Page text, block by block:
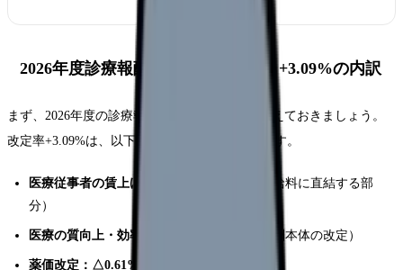
2026年度診療報酬改定のポイント：+3.09%の内訳
まず、2026年度の診療報酬改定の全体像を押さえておきましょう。
改定率+3.09%は、以下の要素で構成されています。
医療従事者の賃上げ分：+1.70%
（看護師の給料に直結する部
分）
医療の質向上・効率化分：+0.78% （診療報酬本体の改定）
薬価改定：△0.61%